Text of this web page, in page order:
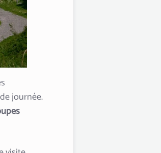
journée.